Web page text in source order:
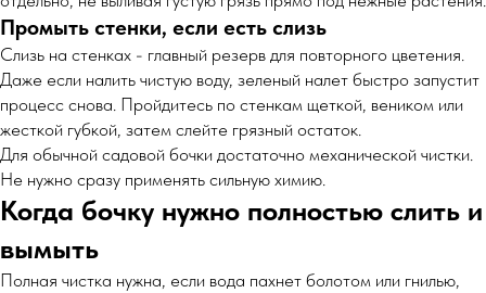
Промыть стенки, если есть слизь
Слизь на стенках - главный резерв для повторного цветения.
Даже если налить чистую воду, зеленый налет быстро запустит
процесс снова. Пройдитесь по стенкам щеткой, веником или
жесткой губкой, затем слейте грязный остаток.
Для обычной садовой бочки достаточно механической чистки.
Не нужно сразу применять сильную химию.
Когда бочку нужно полностью слить и
вымыть
Полная чистка нужна, если вода пахнет болотом или гнилью,